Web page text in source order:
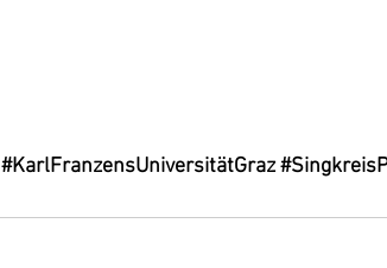
#KarlFranzensUniversitätGraz